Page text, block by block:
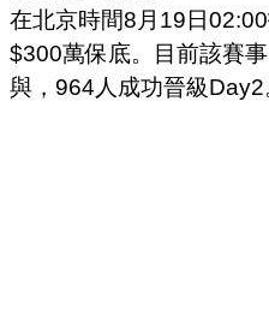
在北京時間8月19日
$300萬保底。目前該賽
與，964人成功晉級Day2